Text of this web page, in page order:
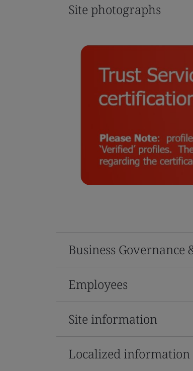
Site photographs
Business Governance
Employees
Site information
Localized information